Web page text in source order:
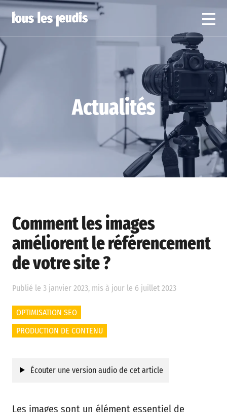
Actualités
Comment les images
améliorent le référencement
de votre site ?
Publié le 3 janvier 2023, mis à jour le 6 juillet 2023
OPTIMISATION SEO
PRODUCTION DE CONTENU
Écouter une version audio de cet article
Les images sont un élément essentiel de